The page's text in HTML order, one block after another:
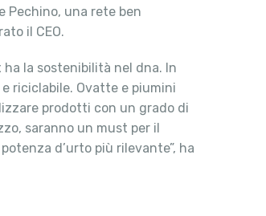
Pechino, una rete ben
il CEO.
ha la sostenibilità nel dna. In
riciclabile. Ovatte e piumini
prodotti con un grado di
saranno un must per il
d’urto più rilevante”, ha